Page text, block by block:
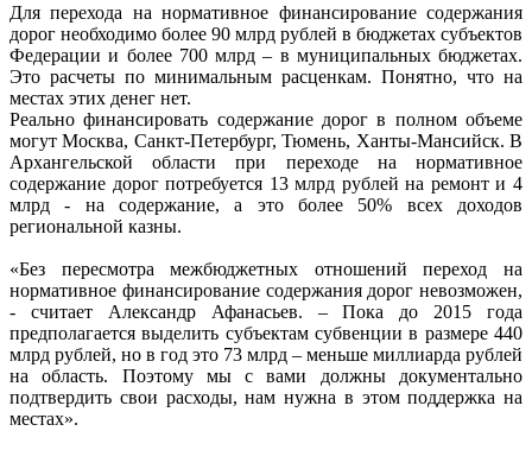
Для перехода на нормативное финансирование содержания
дорог необходимо более 90 млрд рублей в бюджетах субъектов
Федерации и более 700 млрд – в муниципальных бюджетах.
Это расчеты по минимальным расценкам. Понятно, что на
местах этих денег нет.
Реально финансировать содержание дорог в полном объеме
могут Москва, Санкт-Петербург, Тюмень, Ханты-Мансийск. В
Архангельской области при переходе на нормативное
содержание дорог потребуется 13 млрд рублей на ремонт и 4
млрд - на содержание, а это более 50% всех доходов
региональной казны.
«Без пересмотра межбюджетных отношений переход на
нормативное финансирование содержания дорог невозможен,
- считает Александр Афанасьев. – Пока до 2015 года
предполагается выделить субъектам субвенции в размере 440
млрд рублей, но в год это 73 млрд – меньше миллиарда рублей
на область. Поэтому мы с вами должны документально
подтвердить свои расходы, нам нужна в этом поддержка на
местах».